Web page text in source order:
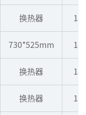
换热器
730*525mm
换热器
换热器